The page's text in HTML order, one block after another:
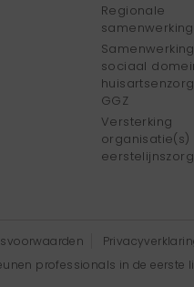
Regionale
samenwerking
Samenwerking
sociaal
GGZ
Versterking
organisatie(s)
eerstelijnszorg
professionals in de eerste